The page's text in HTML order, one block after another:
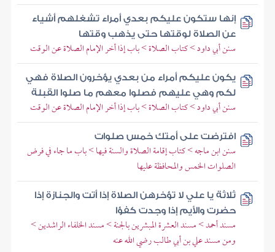
إنها ستكون عليكم بعدي أمراء تشغلهم أشياء
عن الصلاة لوقتها حتى يذهب وقتها
سنن أبي داود > كتاب الصلاة > باب إذا أخر الإمام الصلاة عن الوقت
يكون عليكم أمراء من بعدي يؤخرون الصلاة فهي
لكم وهي عليهم فصلوا معهم ما صلوا القبلة
سنن أبي داود > كتاب الصلاة > باب إذا أخر الإمام الصلاة عن الوقت
افترضت على أمتك خمس صلوات
سنن ابن ماجه > كتاب إقامة الصلاة والسنة فيها > باب ما جاء في فرض
الصلوات الخمس والمحافظة عليها
ثلاثة يا علي لا تؤخرهن الصلاة إذا أتت والجنازة إذا
حضرت والأيم إذا وجدت كفؤا
مسند أحمد > مسند العشرة المبشرين بالجنة > مسند الخلفاء الراشدين >
ومن مسند علي بن أبي طالب رضي الله عنه